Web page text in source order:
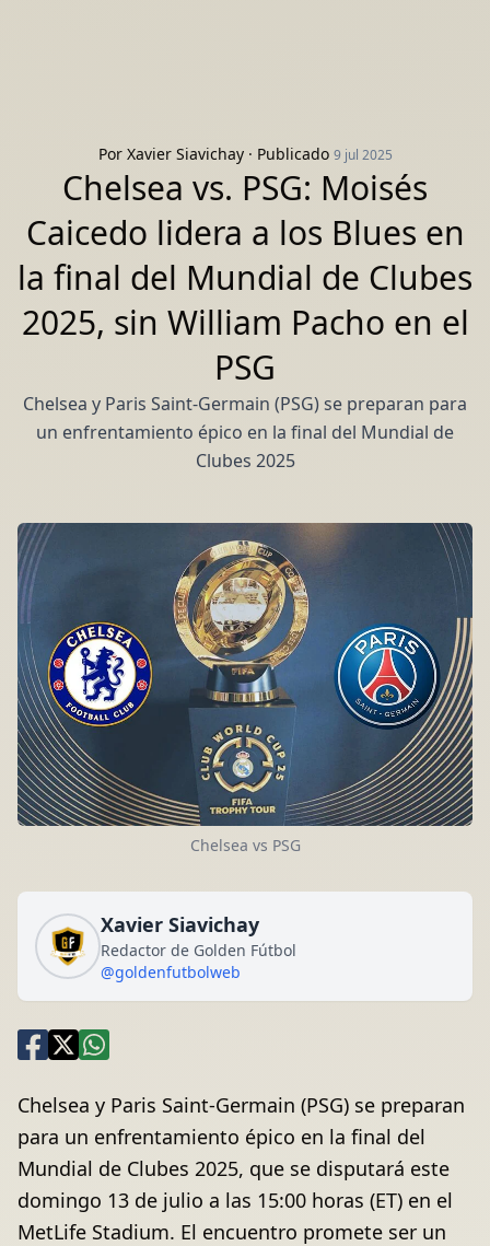
Por Xavier Siavichay· Publicado 9 jul 2025
Chelsea vs. PSG: Moisés
Caicedo lidera a los Blues en
la final del Mundial de Clubes
2025, sin William Pacho en el
PSG
Chelsea y Paris Saint-Germain (PSG) se preparan para
un enfrentamiento épico en la final del Mundial de
Clubes 2025
Chelsea vs PSG
Xavier Siavichay
Redactor de Golden Fútbol
@goldenfutbolweb
Chelsea y Paris Saint-Germain (PSG) se preparan
para un enfrentamiento épico en la final del
Mundial de Clubes 2025, que se disputará este
domingo 13 de julio a las 15:00 horas (ET) en el
MetLife Stadium. El encuentro promete ser un